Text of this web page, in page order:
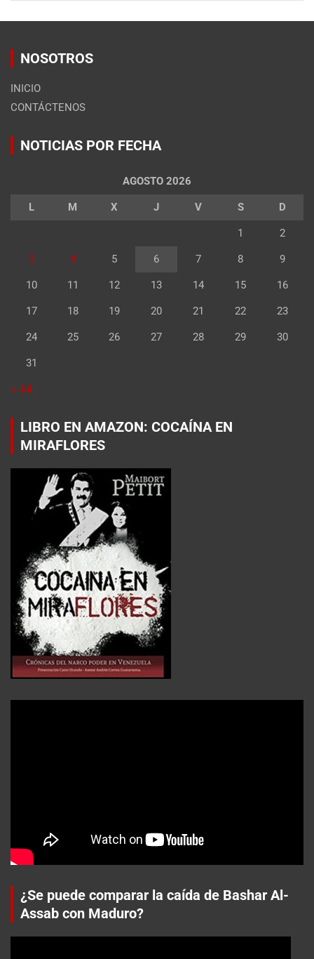
NOSOTROS
INICIO
CONTÁCTENOS
NOTICIAS POR FECHA
AGOSTO 2026
L M X J V S D
1 2
3 4 5 6 7 8 9
10 11 12 13 14 15 16
17 18 19 20 21 22 23
24 25 26 27 28 29 30
31
« Jul
LIBRO EN AMAZON: COCAÍNA EN
MIRAFLORES
¿Se puede comparar la caída de Bashar Al-
Assab con Maduro?